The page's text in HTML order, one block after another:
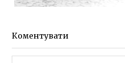
ЖИТОМИР
Коментувати